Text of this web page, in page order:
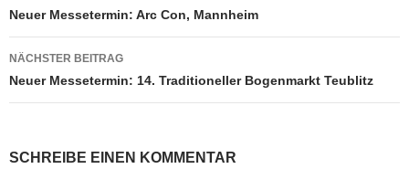
Neuer Messetermin: Arc Con, Mannheim
NÄCHSTER BEITRAG
Neuer Messetermin: 14. Traditioneller Bogenmarkt Teublitz
SCHREIBE EINEN KOMMENTAR